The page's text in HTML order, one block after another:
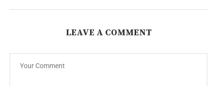
LEAVE A COMMENT